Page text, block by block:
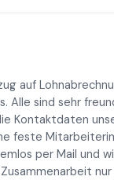
auf
Alle sind sehr
Kontaktdaten
feste Mitarbeiterin
per Mail und